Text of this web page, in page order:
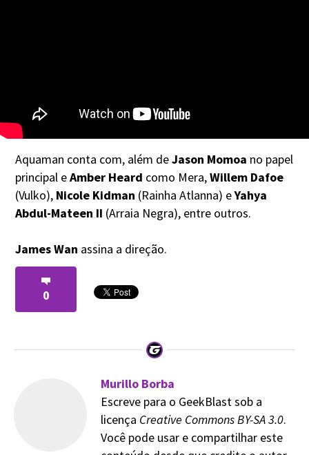
Aquaman conta com, além deJason Momoa no papel
principal eAmber Heard como Mera,Willem Dafoe
(Vulko), Nicole Kidman (Rainha Atlanna) eYahya
Abdul-Mateen II (Arraia Negra), entre outros.
James Wan assina a direção.
0
Murillo Borba
Escreve para o GeekBlast sob a
licença Creative Commons BY-SA 3.0.
Você pode usar e compartilhar este